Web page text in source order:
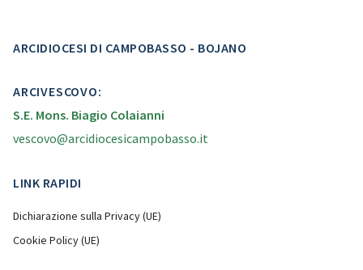
ARCIDIOCESI DI CAMPOBASSO - BOJANO
ARCIVESCOVO:
S.E. Mons. Biagio Colaianni
vescovo@arcidiocesicampobasso.it
LINK RAPIDI
Dichiarazione sulla Privacy (UE)
Cookie Policy (UE)